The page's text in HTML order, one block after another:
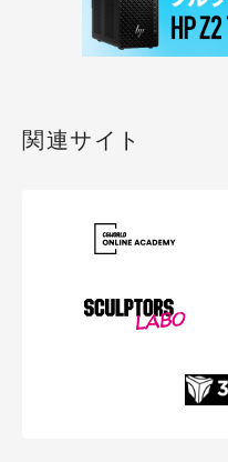
関連サイト